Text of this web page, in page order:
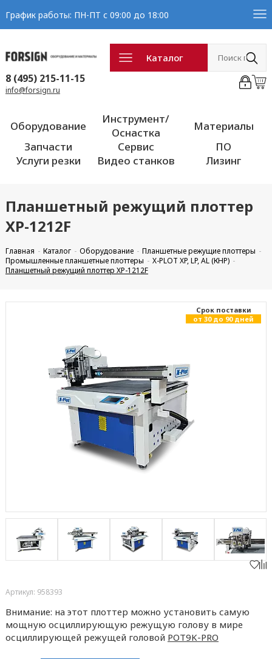
График работы: ПН-ПТ с 09:00 до 18:00
Каталог
8 (495) 215-11-15
info@forsign.ru
Оборудование
Инструмент/
Оснастка
Материалы
Запчасти
Сервис
ПО
Услуги резки
Видео станков Лизинг
Планшетный режущий плоттер
XP-1212F
Главная Каталог Оборудование
Планшетные режущие плоттеры
Промышленные планшетные плоттеры
X-PLOT XP, LP, AL (КНР)
Планшетный режущий плоттер XP-1212F
Cрок поставки
от 30 до 90 дней
Артикул: 958393
Внимание: на этот плоттер можно установить самую
мощную осциллирующую режущую голову в мире
осциллирующей режущей головой POT9K-PRO